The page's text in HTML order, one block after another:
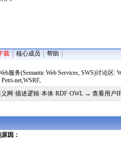
载 核心成员 帮助
服务(Semantic Web Services, SWS)讨论
net,WSRF,
网·描述逻辑·本体·RDF·OWL → 查看用户
因：